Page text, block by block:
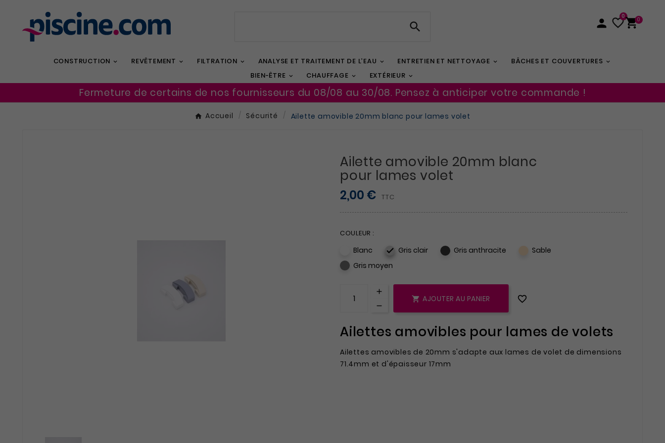
  
00
CONSTRUCTION REVÊTEMENT FILTRATION ANALYSE ET TRAITEMENT DE L’EAU ENTRETIEN ET NETTOYAGE
BÂCHES ET COUVERTURES
BIEN-ÊTRE
CHAUFFAGE EXTÉRIEUR
Fermeture de certains de nos fournisseurs du 08/08 au 30/08. Pensez à anticiper votre commande !
Accueil Sécurité Ailette amovible 20mm blanc pour lames volet
Ailette amovible 20mm blanc
pour lames volet
2,00 € TTC
COULEUR :
Blanc  Gris clair Gris anthracite
Sable
Gris moyen
 AJOUTER AU PANIER 
Ailettes amovibles pour lames de volets
Ailettes amovibles de 20mm s'adapte aux lames de volet de dimensions
71.4mm et d'épaisseur 17mm